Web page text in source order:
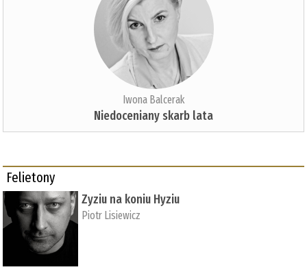
Iwona Balcerak
Niedoceniany skarb lata
Felietony
Zyziu na koniu Hyziu
Piotr Lisiewicz